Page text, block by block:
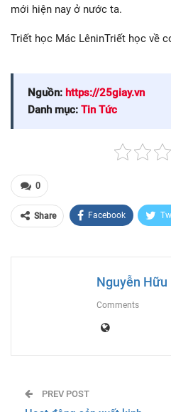
mới hiện nay ở nước ta.
Triết học Mác LêninTriết học về
Nguồn: https://25giay.vn
Danh mục: Tin Tức
0
Share Facebook
Nguyễn Hữu
Comments
PREV POST